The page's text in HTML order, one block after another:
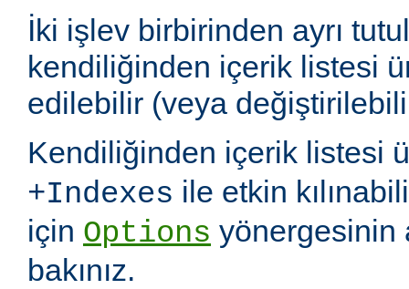
İki işlev birbirinden ayrı
kendiliğinden içerik listesi
edilebilir (veya
Kendiliğinden içerik listesi
+Indexes ile etkin
için Options yönergesinin
bakınız.